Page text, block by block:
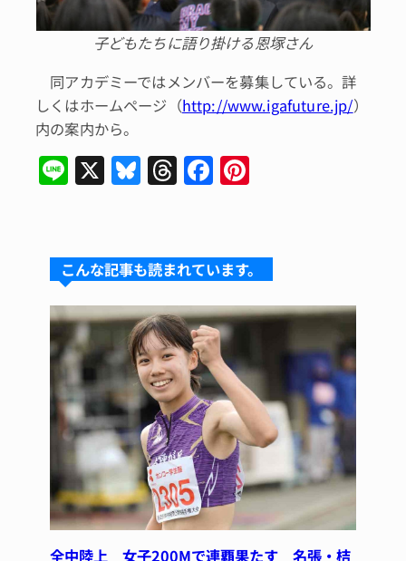
子どもたちに語り掛ける恩塚さん
同アカデミーではメンバーを募集している。詳
しくはホームページ（http://www.igafuture.jp/）
内の案内から。
Li X Bl
s
k
y
T
a
d
s
F
e
b
o
o
k
re
st
こんな記事も読まれています。
全中陸上 女子200Mで連覇果たす 名張・桔